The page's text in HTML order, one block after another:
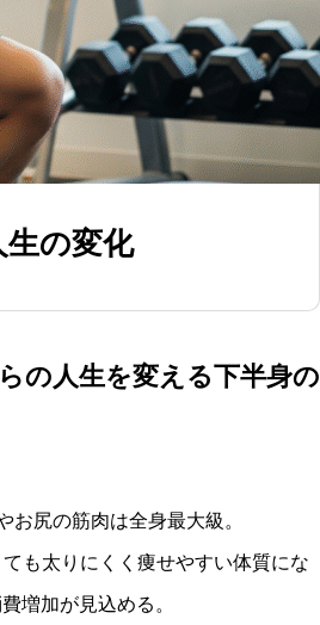
の変化
の人生を変える下半身の
尻の筋肉は全身最大級。
も太りにくく痩せやすい体質にな
増加が見込める。